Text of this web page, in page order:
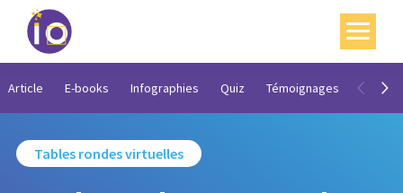
Vos enjeux
Académie
Article E-books Infographies Quiz Témoignages Vidéos
Tables rondes virtuelles